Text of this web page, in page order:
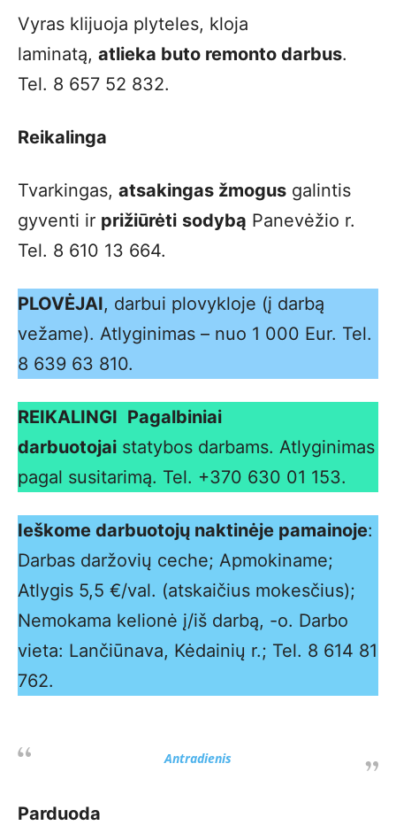
Vyras klijuoja plyteles, kloja
laminatą, atlieka buto remonto darbus.
Tel. 8 657 52 832.
Reikalinga
Tvarkingas, atsakingas žmogus galintis
gyventi ir prižiūrėti sodybą Panevėžio r.
Tel. 8 610 13 664.
PLOVĖJAI, darbui plovykloje (į darbą
vežame). Atlyginimas – nuo 1 000 Eur. Tel.
8 639 63 810.
REIKALINGI Pagalbiniai
darbuotojai statybos darbams. Atlyginimas
pagal susitarimą. Tel. +370 630 01 153.
Ieškome darbuotojų naktinėje pamainoje:
Darbas daržovių ceche; Apmokiname;
Atlygis 5,5 €/val. (atskaičius mokesčius);
Nemokama kelionė į/iš darbą, -o. Darbo
vieta: Lančiūnava, Kėdainių r.; Tel. 8 614 81
762.
Antradienis
Parduoda